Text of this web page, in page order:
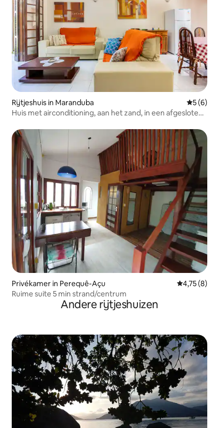
Rijtjeshuis in Maranduba
5 (6)
Huis met airconditioning, aan het zand, in een afgesloten
Privékamer in Perequê-Açu
4,75 (8)
Ruime suite 5 min strand/centrum
Andere rijtjeshuizen